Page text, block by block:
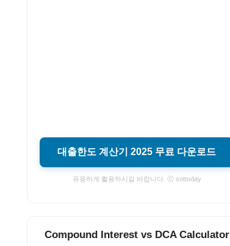
대출한도 계산기 2025 무료 다운로드
유용하게 활용하시길 바랍니다. ⓒ sottoday
Compound Interest vs DCA Calculator